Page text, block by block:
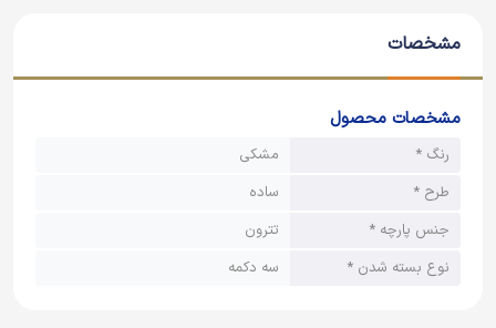
مشخصات
مشخصات محصول
رنگ *
مشکی
طرح *
ساده
جنس پارچه *
تترون
نوع بسته شدن *
سه دکمه